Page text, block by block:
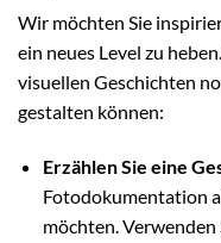
Wir möchten Sie
ein neues Level zu
visuellen Geschichten
gestalten können:
Erzählen Sie eine
Fotodokumentation
möchten. Verwenden